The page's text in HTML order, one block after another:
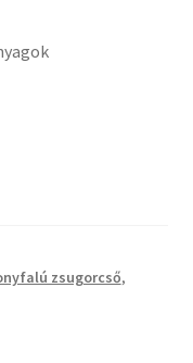
zsugorcső,